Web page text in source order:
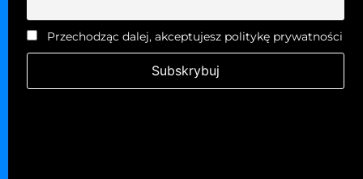
Przechodząc dalej, akceptujesz politykę prywatności